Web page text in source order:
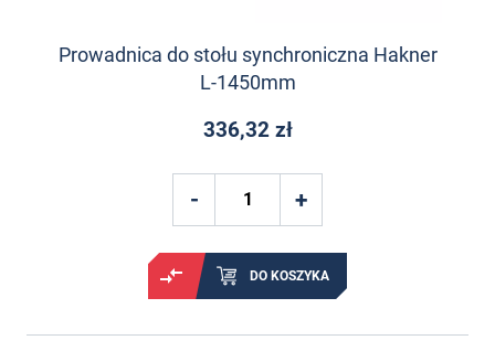
Prowadnica do stołu synchroniczna Hakner
L-1450mm
336,32 zł
DO KOSZYKA